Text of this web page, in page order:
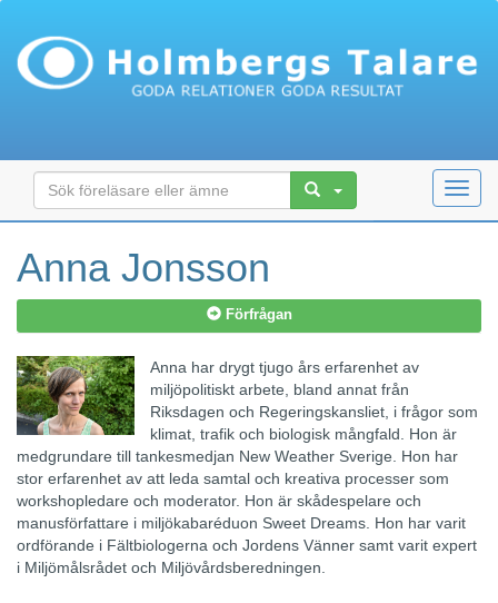
Anna Jonsson
Förfrågan
Anna har drygt tjugo års erfarenhet av
miljöpolitiskt arbete, bland annat från
Riksdagen och Regeringskansliet, i frågor som
klimat, trafik och biologisk mångfald. Hon är
medgrundare till tankesmedjan New Weather Sverige. Hon har
stor erfarenhet av att leda samtal och kreativa processer som
workshopledare och moderator. Hon är skådespelare och
manusförfattare i miljökabaréduon Sweet Dreams. Hon har varit
ordförande i Fältbiologerna och Jordens Vänner samt varit expert
i Miljömålsrådet och Miljövårdsberedningen.